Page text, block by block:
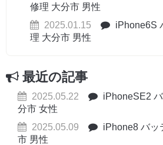
修理 大分市 男性
2025.01.15
iPhone6S
理 大分市 男性
最近の記事
2025.05.22
iPhoneSE2
分市 女性
2025.05.09
iPhone8 バッ
市 男性